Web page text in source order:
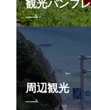
観光パンフ
周辺観光